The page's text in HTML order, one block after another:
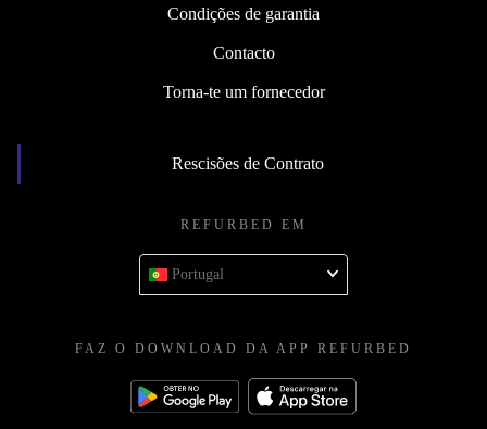
Condições de garantia
Contacto
Torna-te um fornecedor
Rescisões de Contrato
REFURBED EM
Portugal
FAZ O DOWNLOAD DA APP REFURBED